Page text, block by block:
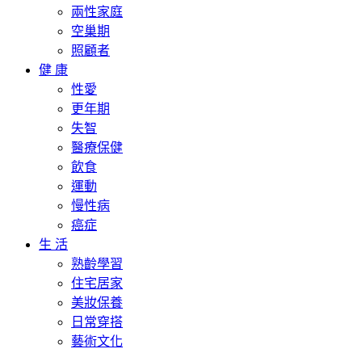
兩性家庭
空巢期
照顧者
健 康
性愛
更年期
失智
醫療保健
飲食
運動
慢性病
癌症
生 活
熟齡學習
住宅居家
美妝保養
日常穿搭
藝術文化